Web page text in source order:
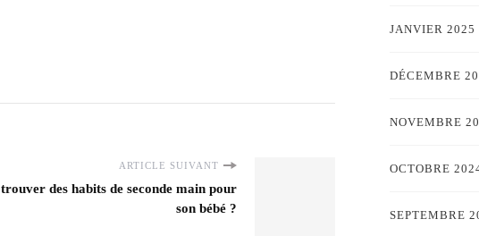
ARTICLE SUIVANT
des habits de seconde main pour
son bébé ?
JANVIER 2025
DÉCEMBRE
NOVEMBRE
OCTOBRE
SEPTEMBRE